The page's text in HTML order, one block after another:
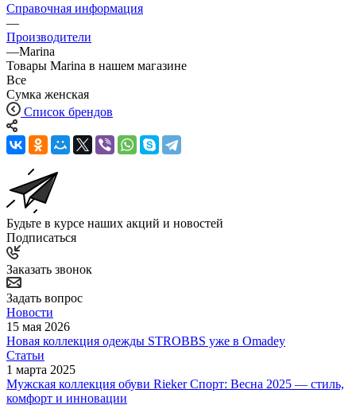
Справочная информация
—
Производители
—Marina
Товары Marina в нашем магазине
Все
Сумка женская
Список брендов
Будьте в курсе наших акций и новостей
Подписаться
Заказать звонок
Задать вопрос
Новости
15 мая 2026
Новая коллекция одежды STROBBS уже в Omadey
Статьи
1 марта 2025
Мужская коллекция обуви Rieker Спорт: Весна 2025 — стиль,
комфорт и инновации